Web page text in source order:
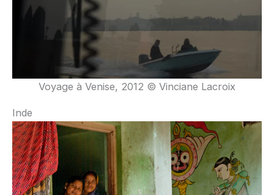
Voyage à Venise, 2012 © Vinciane Lacroix
Inde